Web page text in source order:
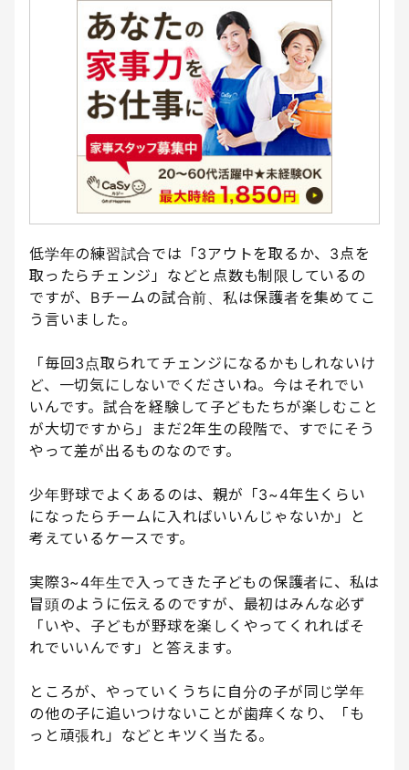
低学年の練習試合では「3アウトを取るか、3点を
取ったらチェンジ」などと点数も制限しているの
ですが、Bチームの試合前、私は保護者を集めてこ
う言いました。
「毎回3点取られてチェンジになるかもしれないけ
ど、一切気にしないでくださいね。今はそれでい
いんです。試合を経験して子どもたちが楽しむこと
が大切ですから」まだ2年生の段階で、すでにそう
やって差が出るものなのです。
少年野球でよくあるのは、親が「3~4年生くらい
になったらチームに入ればいいんじゃないか」と
考えているケースです。
実際3~4年生で入ってきた子どもの保護者に、私は
冒頭のように伝えるのですが、最初はみんな必ず
「いや、子どもが野球を楽しくやってくれればそ
れでいいんです」と答えます。
ところが、やっていくうちに自分の子が同じ学年
の他の子に追いつけないことが歯痒くなり、「も
っと頑張れ」などとキツく当たる。